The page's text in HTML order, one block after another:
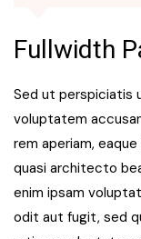
Fullwidth
Sed ut perspiciatis
voluptatem
rem aperiam,
quasi architecto
enim ipsam
odit aut fugit, sed